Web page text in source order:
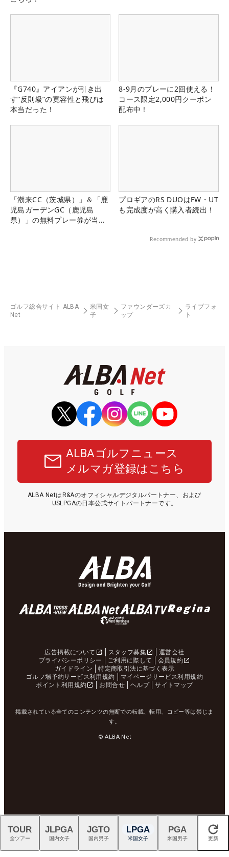
『G740』アイアンが引き出
す“反則級”の寛容性と飛びは
本当だった！
8-9月のプレーに2回使える！
コース限定2,000円クーポン
配布中！
「潮来CC（茨城県）」＆「鹿
児島ガーデンGC（鹿児島
県）」の無料プレー券が当た
プロギアのRS DUOはFW・UT
も完成度が高く購入者続出！
Recommended by
ゴルフ総合サイト ALBA
Net
米国女
子
ファウンダーズカ
ップ
ライブフォ
ト
ALBAゴルフニュース
メルマガ登録はこちら
ALBA NetはR&Aのオフィシャルデジタルパートナー、および
USLPGAの日本公式サイトパートナーです。
広告掲載について スタッフ募集
運営会社
プライバシーポリシー
ご利用に際して
会員規約
ガイドライン
特定商取引法に基づく表示
ゴルフ場予約サービス利用規約
マイページサービス利用規約
ポイント利用規約
お問合せ ヘルプ サイトマップ
掲載されている全てのコンテンツの無断での転載、転用、コピー等は禁じま
す。
© ALBA Net
閉じる
TOUR
全ツアー
JLPGA
国内女子
JGTO
国内男子
LPGA
米国女子
PGA
米国男子 更新